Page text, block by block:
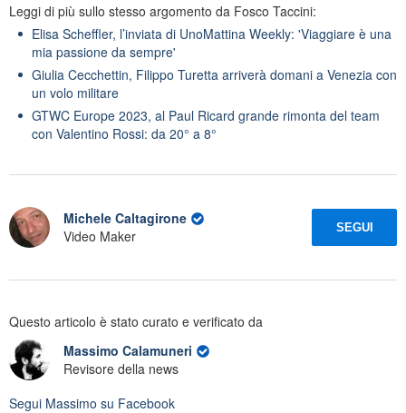
Leggi di più sullo stesso argomento da Fosco Taccini:
Elisa Scheffler, l’inviata di UnoMattina Weekly: 'Viaggiare è una
mia passione da sempre'
Giulia Cecchettin, Filippo Turetta arriverà domani a Venezia con
un volo militare
GTWC Europe 2023, al Paul Ricard grande rimonta del team
con Valentino Rossi: da 20° a 8°
Michele Caltagirone
Video Maker
SEGUI
Questo articolo è stato curato e verificato da
Massimo Calamuneri
Revisore della news
Segui Massimo su Facebook